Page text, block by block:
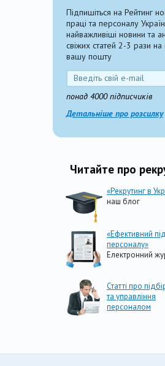
Підпишіться на Рейтинг
праці та персоналу
найважливіші новини та
свіжих статей 2-3 рази на
вашу пошту
понад 4000 підписчиків
Детальніше про розсилку
Читайте про
«Рекрутинг в
наш блог
«Ефективний
персоналу»
Електронний
Статті про
та управління
персоналом